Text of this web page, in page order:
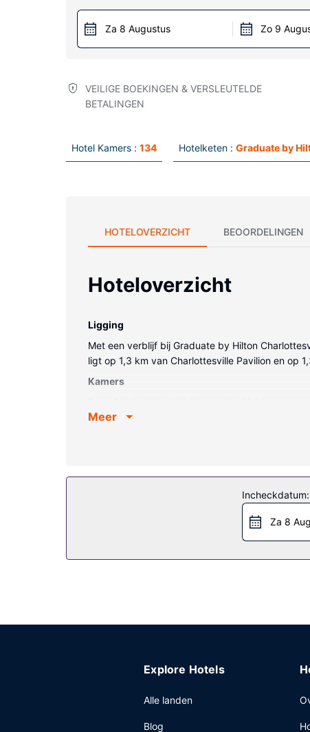
Za 8 Augustus Zo 9
VEILIGE BOEKINGEN & VERSLEUTELDE
BETALINGEN
Hotel Kamers : 134 Hotelketen : Graduate by
HOTELOVERZICHT BEOORDELINGEN
Hoteloverzicht
Ligging
Met een verblijf bij Graduate by Hilton
ligt op 1,3 km van Charlottesville Pavilion en op
Kamers
hebben een bad of douche en haardrogers. Bij
Geniet van een diner bij Trophy Room, een
Dagelijks kun je tegen betaling genieten van
Meer
Incheckdatum:
Za 8
Explore Hotels
Alle landen
Blog